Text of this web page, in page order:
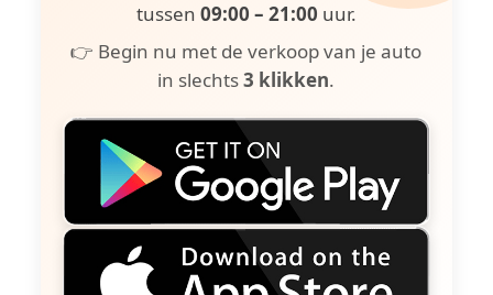
tussen 09:00 – 21:00 uur.
👉 Begin nu met de verkoop van je auto
in slechts3 klikken.